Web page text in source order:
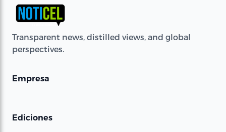
Transparent news, distilled views, and global
perspectives.
Empresa
Ediciones